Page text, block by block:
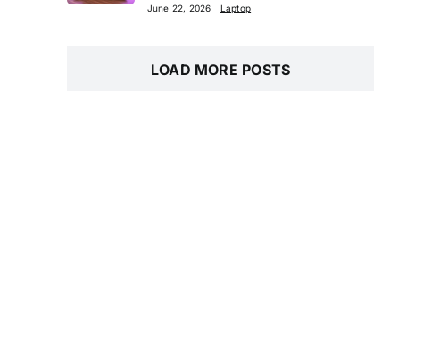
June 22, 2026 Laptop
LOAD MORE POSTS